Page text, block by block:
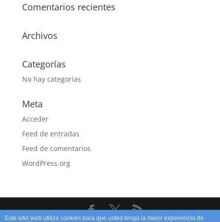
Comentarios recientes
Archivos
Categorías
No hay categorías
Meta
Acceder
Feed de entradas
Feed de comentarios
WordPress.org
Este sitio web utiliza cookies para que usted tenga la mejor experiencia de